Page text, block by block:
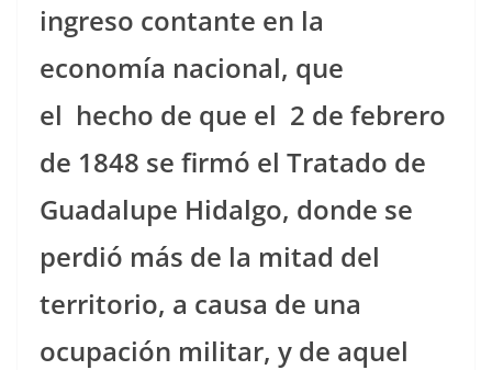
ingreso contante en la
economía nacional, que
el hecho de que el 2 de febrero
de 1848 se firmó el Tratado de
Guadalupe Hidalgo, donde se
perdió más de la mitad del
territorio, a causa de una
ocupación militar, y de aquel